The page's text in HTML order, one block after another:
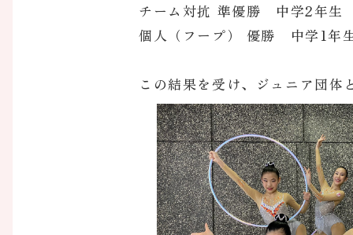
チーム対抗 準優勝 中学2年生
個人（フープ） 優勝 中学1年
この結果を受け、ジュニア団